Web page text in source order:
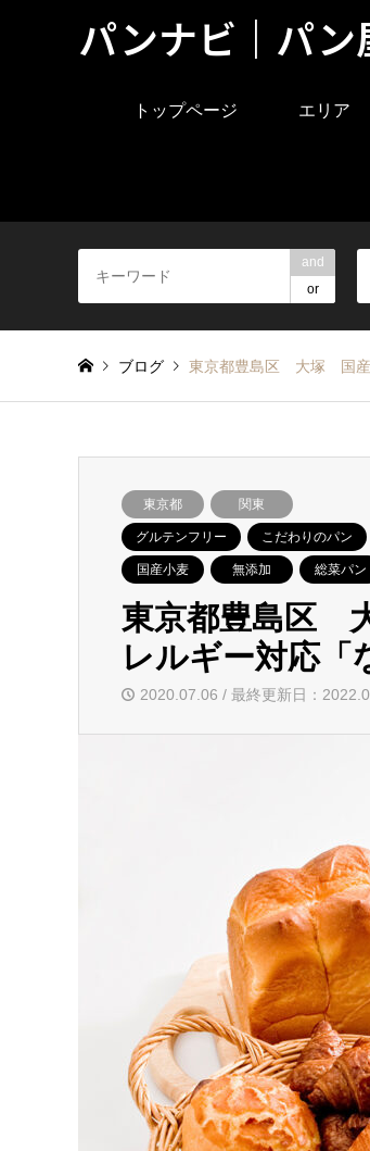
パンナビ｜パン
トップページ エリア
and
or
ブログ 東京都豊島区 大塚 国産
東京都 関東
グルテンフリー こだわりのパン
国産小麦 無添加 総菜パン
東京都豊島区
レルギー対応「
2020.07.06 / 最終更新日：